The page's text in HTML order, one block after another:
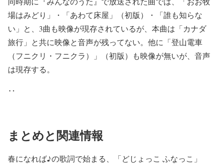
場はみどり」・「あわて床屋」（初版）・「誰も知らな
い」と、3曲も映像が現存されているが、本曲は「カナダ
旅行」と共に映像と音声が残ってない。他に「登山電車
（フニクリ・フニクラ）」（初版）も映像が無いが、音声
は現存する。
‥
まとめと関連情報
春になれば♪の歌詞で始まる、「どじょっこ ふなっこ」